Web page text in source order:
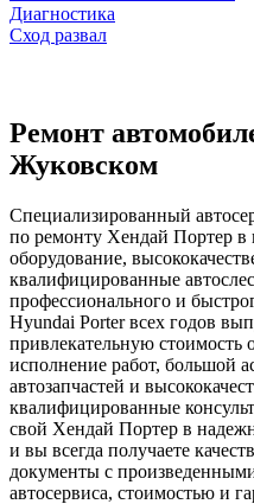
Диагностика
Сход развал
Ремонт
Жуковском
Специализированный
по ремонту Хендай Портер
оборудование,
квалифицированные
профессионального и
Hyundai Porter всех годов
привлекательную стоимость
исполнение работ, большой
автозапчастей и
квалифицированные
свой Хендай Портер в
и вы всегда получаете
документы с
автосервиса, стоимостью и